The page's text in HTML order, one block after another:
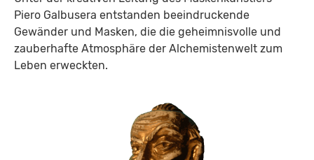
Piero Galbusera entstanden beeindruckende
Gewänder und Masken, die die geheimnisvolle und
zauberhafte Atmosphäre der Alchemistenwelt zum
Leben erweckten.